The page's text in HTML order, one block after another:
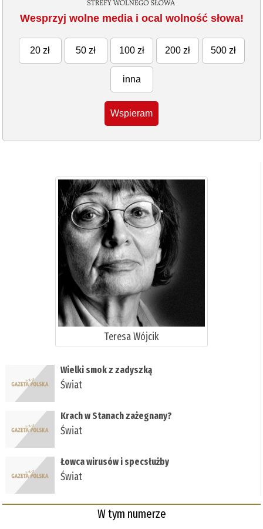
Wesprzyj wolne media i ocal wolność słowa!
20 zł 50 zł 100 zł 200 zł 500 zł
inna
Wspieram
Teresa Wójcik
Wielki smok z zadyszką
Świat
Krach w Stanach zażegnany?
Świat
Łowca wirusów i specsłużby
Świat
W tym numerze